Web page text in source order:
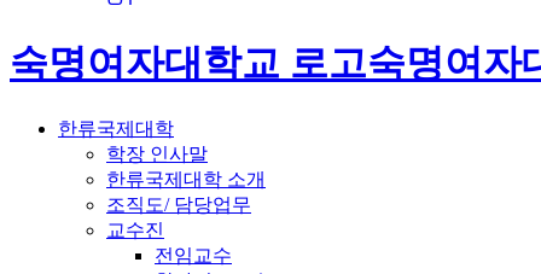
숙명여자대학교 로고숙명여자
한류국제대학
학장 인사말
한류국제대학 소개
조직도/ 담당업무
교수진
전임교수